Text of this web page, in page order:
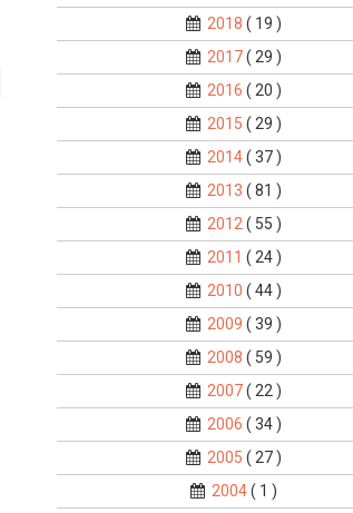
2018 ( 19 )
2017 ( 29 )
2016 ( 20 )
2015 ( 29 )
2014 ( 37 )
2013 ( 81 )
2012 ( 55 )
2011 ( 24 )
2010 ( 44 )
2009 ( 39 )
2008 ( 59 )
2007 ( 22 )
2006 ( 34 )
2005 ( 27 )
2004 ( 1 )